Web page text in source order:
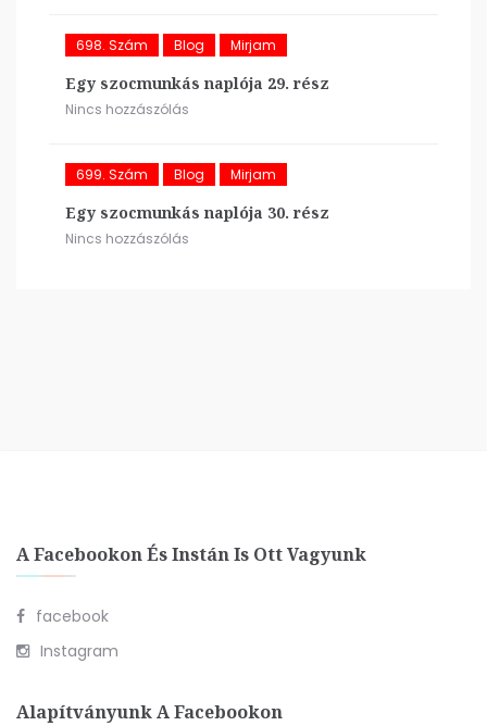
698. Szám Blog Mirjam
Egy szocmunkás naplója 29. rész
Nincs hozzászólás
699. Szám Blog Mirjam
Egy szocmunkás naplója 30. rész
Nincs hozzászólás
A Facebookon És Instán Is Ott Vagyunk
facebook
Instagram
Alapítványunk A Facebookon